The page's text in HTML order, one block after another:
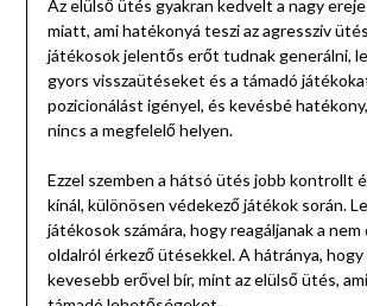
Az elülső ütés gyakran kedvelt a nagy
miatt, ami hatékonyá teszi az agresszív
játékosok jelentős erőt tudnak generálni,
gyors visszaütéseket és a támadó
pozicionálást igényel, és kevésbé
nincs a megfelelő helyen.
Ezzel szemben a hátsó ütés jobb kontrollt
kínál, különösen védekező játékok során.
játékosok számára, hogy reagáljanak a nem
oldalról érkező ütésekkel. A hátránya, hogy
kevesebb erővel bír, mint az elülső ütés,